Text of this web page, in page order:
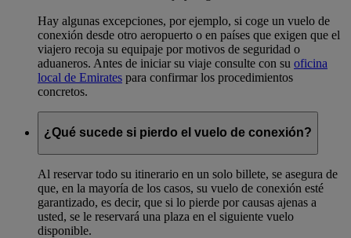
Hay algunas excepciones, por ejemplo, si coge un vuelo de
conexión desde otro aeropuerto o en países que exigen que el
viajero recoja su equipaje por motivos de seguridad o
aduaneros. Antes de iniciar su viaje consulte con su oficina
local de Emirates para confirmar los procedimientos
concretos.
¿Qué sucede si pierdo el vuelo de conexión?
Al reservar todo su itinerario en un solo billete, se asegura de
que, en la mayoría de los casos, su vuelo de conexión esté
garantizado, es decir, que si lo pierde por causas ajenas a
usted, se le reservará una plaza en el siguiente vuelo
disponible.